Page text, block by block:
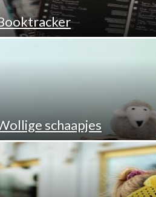
schaapjes